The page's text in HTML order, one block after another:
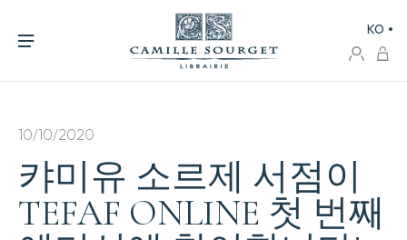
KO
10/10/2020
캬미유 소르제 서점이
TEFAF ONLINE 첫 번째